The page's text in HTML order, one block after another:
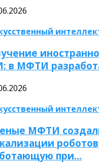
в МФТИ
МФТИ
при…